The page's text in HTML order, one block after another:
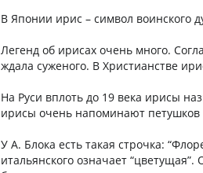
В Японии ирис – символ воинского
Легенд об ирисах очень много.
ждала суженого. В Христианстве
На Руси вплоть до 19 века ирисы
ирисы очень напоминают
У А. Блока есть такая строчка:
итальянского означает